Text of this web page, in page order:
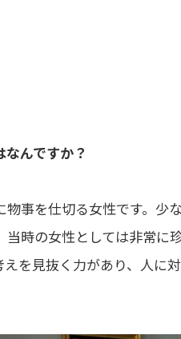
なんですか？
物事を仕切る女性です。
時の女性としては非常に
を見抜く力があり、人に